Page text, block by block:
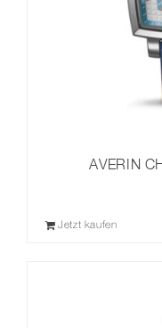
AVERIN
Jetzt kaufen